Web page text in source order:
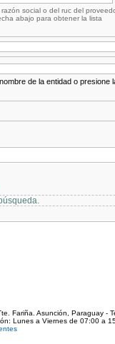
social o del ruc del
abajo para obtener la lista
de la entidad o presione
Fariña. Asunción, Paraguay -
Lunes a Viernes de 07:00 a